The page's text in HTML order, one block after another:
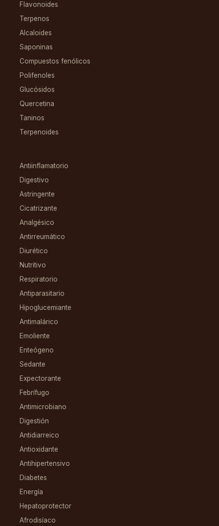
Flavonoides
Terpenos
Alcaloides
Saponinas
Compuestos fenólicos
Polifenoles
Glucósidos
Quercetina
Taninos
Terpenoides
Antiinflamatorio
Digestivo
Astringente
Cicatrizante
Analgésico
Antirreumático
Diurético
Nutritivo
Respiratorio
Antiparasitario
Hipoglucemiante
Antimalárico
Emoliente
Enteógeno
Sedante
Expectorante
Febrífugo
Antimicrobiano
Digestión
Antidiarreico
Antioxidante
Antihipertensivo
Diabetes
Energía
Hepatoprotector
Afrodisíaco